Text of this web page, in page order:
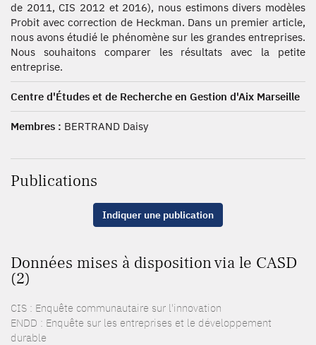
de 2011, CIS 2012 et 2016), nous estimons divers modèles
Probit avec correction de Heckman. Dans un premier article,
nous avons étudié le phénomène sur les grandes entreprises.
Nous souhaitons comparer les résultats avec la petite
entreprise.
Centre d'Études et de Recherche en Gestion d'Aix Marseille
Membres : BERTRAND Daisy
Publications
Indiquer une publication
Données mises à disposition via le CASD
(2)
CIS : Enquête communautaire sur l'innovation
ENDD : Enquête sur les entreprises et le développement
durable